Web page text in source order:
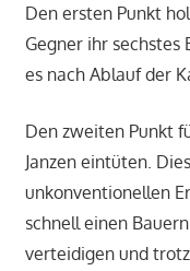
Den ersten Punkt
Gegner ihr
es nach Ablauf der
Den zweiten Punkt
Janzen eintüten.
unkonventionellen
schnell einen
verteidigen und